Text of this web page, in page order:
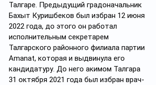
Талгаре. Предыдущий градоначальник
Бахыт Куришбеков был избран 12 июня
2022 года, до этого он работал
исполнительным секретарем
Талгарского районного филиала партии
Amanat, которая и выдвинула его
кандидатуру. До него акимом Талгара
31 октября 2021 года был избран врач-